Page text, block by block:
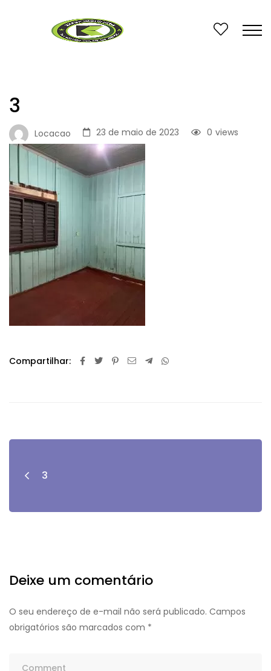
3
Locacao 23 de maio de 2023 views
0
Compartilhar:
3
Deixe um comentário
O seu endereço de e-mail não será publicado. Campos
obrigatórios são marcados com *